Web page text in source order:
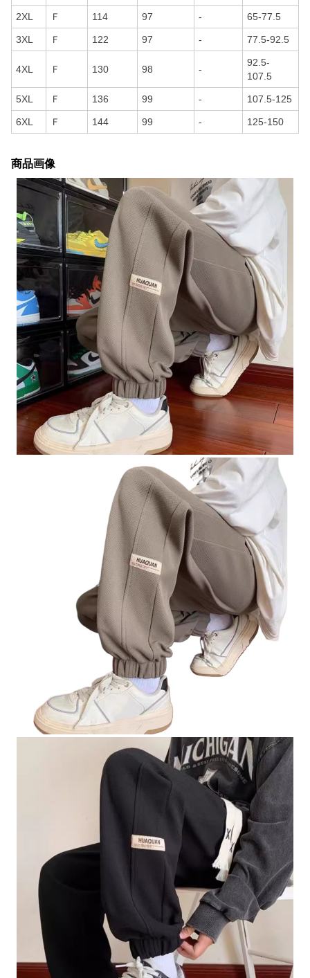
2XL Ｆ 114 97 - 65-77.5
3XL Ｆ 122 97 - 77.5-92.5
4XL Ｆ 130 98 -
92.5-
107.5
5XL Ｆ 136 99 - 107.5-125
6XL Ｆ 144 99 - 125-150
商品画像